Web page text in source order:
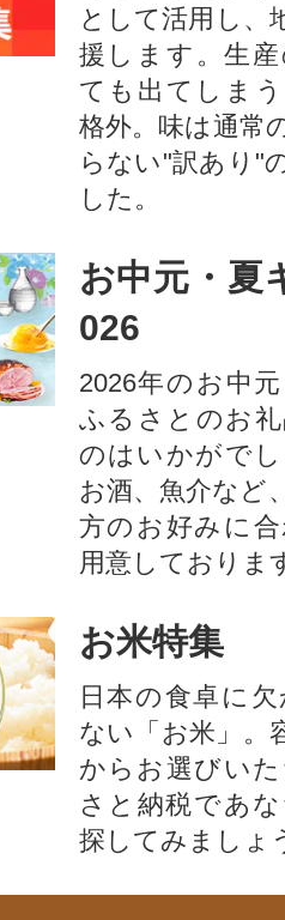
として活用し、
援します。⽣
ても出てしま
格外。味は通常
らない"訳あり"
した。
お中元・夏
026
2026年のお中
ふるさとのお
のはいかがで
お酒、魚介など
方のお好みに
用意しておりま
お米特集
日本の食卓に
ない「お米」。
からお選びい
さと納税であ
探してみましょ